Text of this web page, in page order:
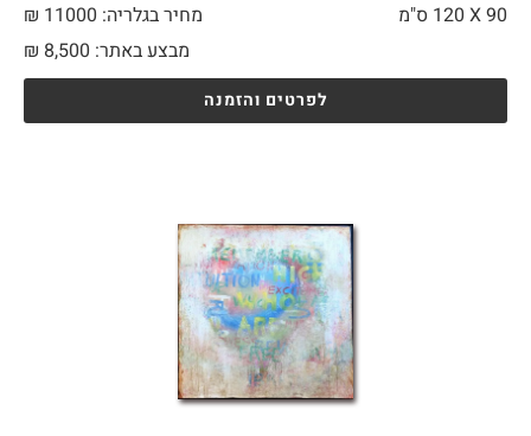
90 X
מחיר בגלריה: 11000 ₪
מבצע באתר:
₪ 8,500
לפרטים והזמנה